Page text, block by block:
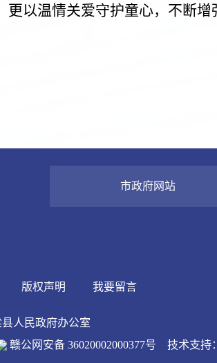
以温情关爱守护童心，不断增
市政府网站
版权声明 我要留言
人民政府办公室
赣公网安备 36020002000377号 技术支持